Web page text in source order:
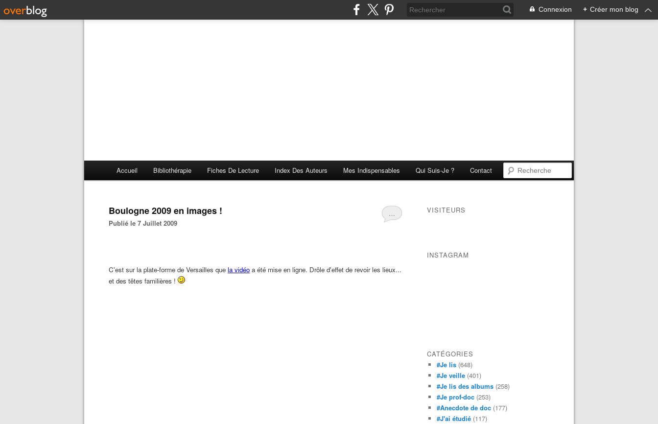
Connexion + Créer mon blog
Accueil Bibliothérapie Fiches De Lecture Index Des Auteurs Mes Indispensables Qui Suis-Je ? Contact
…
Boulogne 2009 en images !
Publié le 7 Juillet 2009
C'est sur la plate-forme de Versailles que la vidéo a été mise en ligne. Drôle d'effet de revoir les lieux...
et des têtes familières !
VISITEURS
INSTAGRAM
CATÉGORIES
#Je lis (648)
#Je veille (401)
#Je lis des albums (258)
#Je prof-doc (253)
#Anecdote de doc (177)
#J'ai étudié (117)